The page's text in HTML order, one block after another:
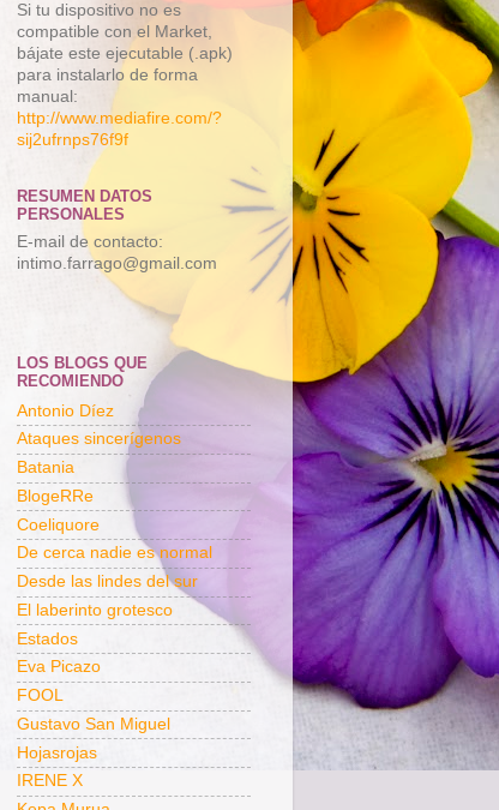
Si tu dispositivo no es
compatible con el Market,
bájate este ejecutable (.apk)
para instalarlo de forma
manual:
http://www.mediafire.com/?
sij2ufrnps76f9f
RESUMEN DATOS
PERSONALES
E-mail de contacto:
intimo.farrago@gmail.com
LOS BLOGS QUE
RECOMIENDO
Antonio Díez
Ataques sincerígenos
Batania
BlogeRRe
Coeliquore
De cerca nadie es normal
Desde las lindes del sur
El laberinto grotesco
Estados
Eva Picazo
FOOL
Gustavo San Miguel
Hojasrojas
IRENE X